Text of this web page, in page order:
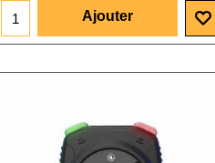
Ajouter